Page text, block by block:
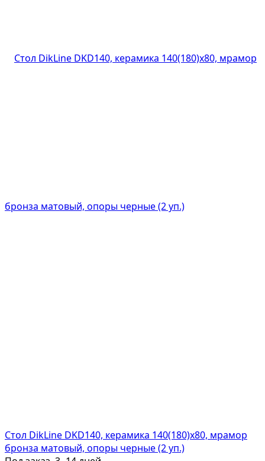
Стол DikLine DKD140, керамика 140(180)х80, мрамор
бронза матовый, опоры черные (2 уп.)